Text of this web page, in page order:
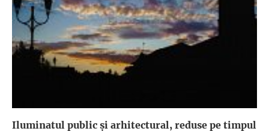
Iluminatul public şi arhitectural, reduse pe timpul